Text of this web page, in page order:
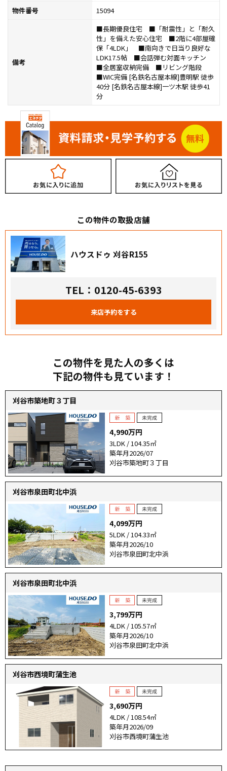
物件番号
15094
備考
■長期優良住宅 ■「耐震性」と「耐久
性」を備えた安心住宅 ■2階に4部屋確
保「4LDK」 ■南向きで日当り良好な
LDK17.5帖 ■会話弾む対面キッチン
■全居室収納完備 ■リビング階段
■WIC完備 [名鉄名古屋本線]豊明駅 徒歩
40分 [名鉄名古屋本線]一ツ木駅 徒歩41
分
この物件の取扱店舗
ハウスドゥ 刈谷R155
TEL：0120-45-6393
来店予約をする
この物件を見た人の多くは
下記の物件も見ています！
刈谷市築地町３丁目
4,990万円
3LDK / 104.35㎡
築年月2026/07
刈谷市築地町３丁目
刈谷市泉田町北中浜
4,099万円
5LDK / 104.33㎡
築年月2026/10
刈谷市泉田町北中浜
刈谷市泉田町北中浜
3,799万円
4LDK / 105.57㎡
築年月2026/10
刈谷市泉田町北中浜
刈谷市西境町蒲生池
3,690万円
4LDK / 108.54㎡
築年月2026/09
刈谷市西境町蒲生池